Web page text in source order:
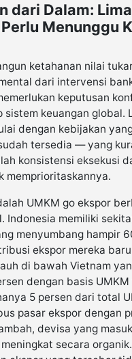
dari Dalam:
Menunggu
ketahanan nilai
dari intervensi
keputusan
sistem keuangan global.
dengan kebijakan
tersedia — yang
konsistensi eksekusi
memprioritaskannya.
UMKM go ekspor
Indonesia memiliki
menyumbang hampir
ekspor mereka
di bawah Vietnam
dengan basis
5 persen dari total
pasar ekspor dengan
devisa yang
secara